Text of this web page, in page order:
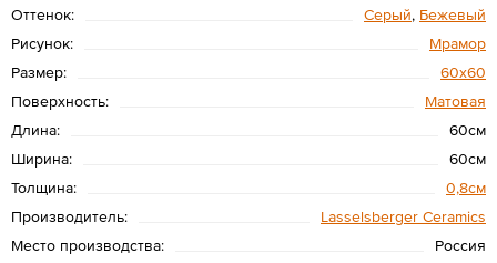
Оттенок:
Серый, Бежевый
Рисунок:
Мрамор
Размер:
60х60
Поверхность:
Матовая
Длина:
60см
Ширина:
60см
Толщина:
0,8см
Производитель:
Lasselsberger Ceramics
Место производства:
Россия